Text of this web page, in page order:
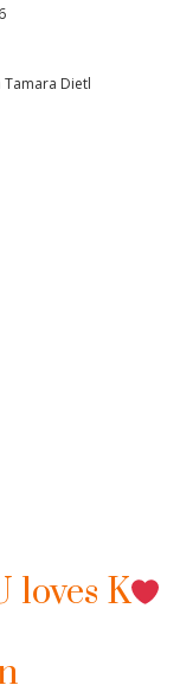
Tamara Dietl
loves K